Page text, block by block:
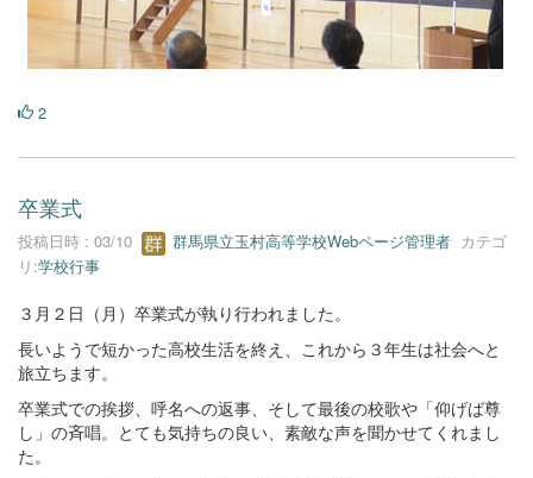
2
卒業式
投稿日時 : 03/10 群馬県立玉村高等学校Webページ管理者 カテゴ
リ:学校行事
３月２日（月）卒業式が執り行われました。
長いようで短かった高校生活を終え、これから３年生は社会へと
旅立ちます。
卒業式での挨拶、呼名への返事、そして最後の校歌や「仰げば尊
し」の斉唱。とても気持ちの良い、素敵な声を聞かせてくれまし
た。